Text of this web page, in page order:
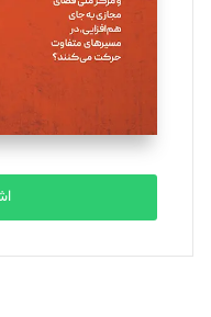
ملینا جعفری
تحریریه
مصطفی
تحریریه
بابک نقاش
تحریریه